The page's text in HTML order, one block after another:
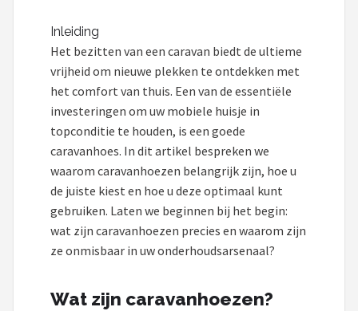
LifeGoods
Bo-Camp
NOMAD
Gimeg
Campingaz
Quechua
Inleiding
Het bezitten van een caravan biedt de ultieme
vrijheid om nieuwe plekken te ontdekken met
het comfort van thuis. Een van de essentiële
investeringen om uw mobiele huisje in
topconditie te houden, is een goede
caravanhoes. In dit artikel bespreken we
waarom caravanhoezen belangrijk zijn, hoe u
de juiste kiest en hoe u deze optimaal kunt
gebruiken. Laten we beginnen bij het begin:
wat zijn caravanhoezen precies en waarom zijn
ze onmisbaar in uw onderhoudsarsenaal?
Wat zijn caravanhoezen?